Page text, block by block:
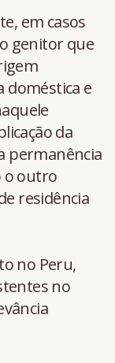
em casos
genitor que
doméstica e
da
permanência
o outro
residência
no Peru,
no